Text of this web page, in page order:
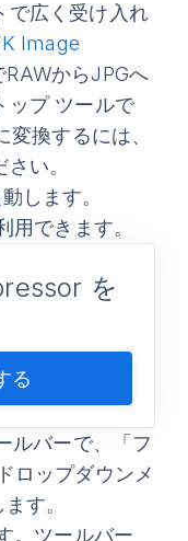
で広く受け入れ
Image
からJPGへ
ップ ツールで
換するには、
い。
します。
できます。
を
る
バーで、
「フ
ロップダウンメ
す。
。ツールバー